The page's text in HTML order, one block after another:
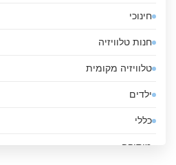
אנגולה
אנדורה
אסטוניה
אפגניסטן
אקוודור
חינוכי
חנות טלוויזיה
טלוויזיה מקומית
ילדים
כללי
מוסיקה